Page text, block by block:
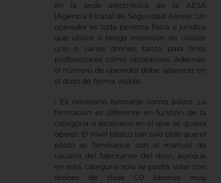
en la sede electrónica de la AESA
(Agencia Estatal de Seguridad Aérea). Un
operador es toda persona física o jurídica
que utilice o tenga intención de utilizar
uno o varios drones, tanto para fines
profesionales como recreativos. Además,
el número de operador debe aparecer en
el dron de forma visible.
• Es necesario formarse como piloto. La
formación es diferente en función de la
categoría o escenario en el que se quiera
operar. El nivel básico tan solo pide que el
piloto se familiarice con el manual de
usuario del fabricante del dron, aunque
en esta categoría solo se podrá volar con
drones de clase C0 (drones muy